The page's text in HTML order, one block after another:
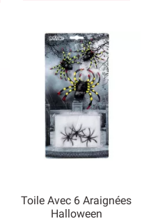
Toile Avec 6 Araignées
Halloween